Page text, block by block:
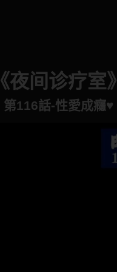
《夜间诊疗室》
第116話-性愛成癮♥